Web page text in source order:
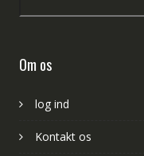
Om os
log ind
Kontakt os